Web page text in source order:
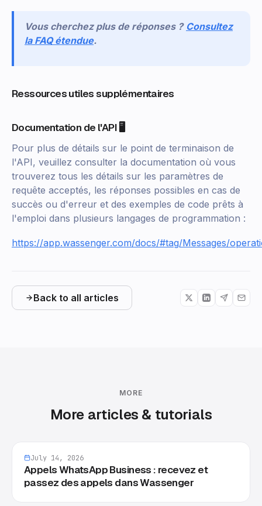
Vous cherchez plus de réponses ? Consultez
la FAQ étendue.
Ressources utiles supplémentaires
Documentation de l'API 🖥️
Pour plus de détails sur le point de terminaison de
l'API, veuillez consulter la documentation où vous
trouverez tous les détails sur les paramètres de
requête acceptés, les réponses possibles en cas de
succès ou d'erreur et des exemples de code prêts à
l'emploi dans plusieurs langages de programmation :
https://app.wassenger.com/docs/#tag/Messages/
Back to all articles
MORE
More articles & tutorials
July 14, 2026
Appels WhatsApp Business : recevez et
passez des appels dans Wassenger